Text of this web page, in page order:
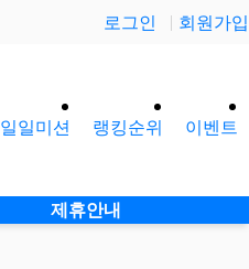
로그인 회원가입
일일미션 랭킹순위 이벤트
제휴안내